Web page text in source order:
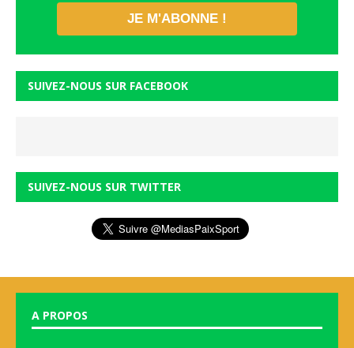
JE M'ABONNE !
SUIVEZ-NOUS SUR FACEBOOK
SUIVEZ-NOUS SUR TWITTER
A PROPOS